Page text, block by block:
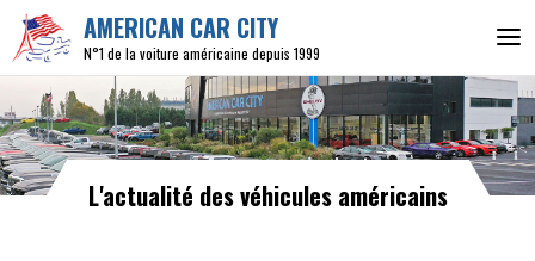
AMERICAN CAR CITY
N°1 de la voiture américaine depuis 1999
L'actualité des véhicules américains